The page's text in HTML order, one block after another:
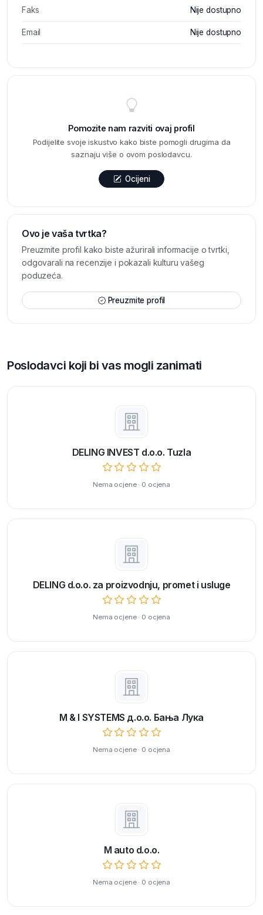
Faks Nije dostupno
Email Nije dostupno
Pomozite nam razviti ovaj profil
Podijelite svoje iskustvo kako biste pomogli drugima da
saznaju više o ovom poslodavcu.
Ocijeni
Ovo je vaša tvrtka?
Preuzmite profil kako biste ažurirali informacije o tvrtki,
odgovarali na recenzije i pokazali kulturu vašeg
poduzeća.
Preuzmite profil
Poslodavci koji bi vas mogli zanimati
DELING INVEST d.o.o. Tuzla
Nema ocjene · 0 ocjena
DELING d.o.o. za proizvodnju, promet i usluge
Nema ocjene · 0 ocjena
M & I SYSTEMS д.o.o. Бања Лука
Nema ocjene · 0 ocjena
M auto d.o.o.
Nema ocjene · 0 ocjena